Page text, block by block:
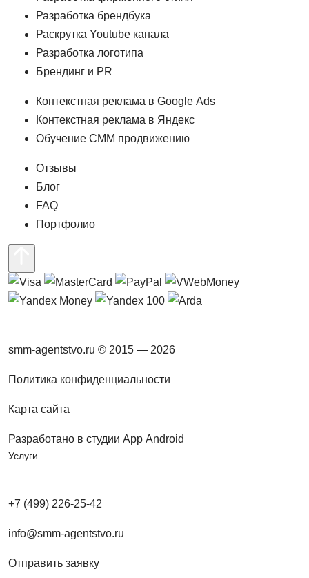
Разработка брендбука
Раскрутка Youtube канала
Разработка логотипа
Брендинг и PR
Контекстная реклама в Google Ads
Контекстная реклама в Яндекс
Обучение СММ продвижению
Отзывы
Блог
FAQ
Портфолио
smm-agentstvo.ru © 2015 — 2026
Политика конфиденциальности
Карта сайта
Разработано в студии App Android
Услуги
+7 (499) 226-25-42
info@smm-agentstvo.ru
Отправить заявку